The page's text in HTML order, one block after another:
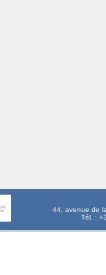
44, avenue de
Tél. :